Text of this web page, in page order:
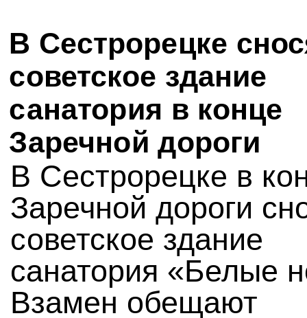
В Сестрорецке
советское здание
санатория в конце
Заречной дороги
В Сестрорецке в
Заречной дороги
советское здание
санатория «Белые
Взамен обещают